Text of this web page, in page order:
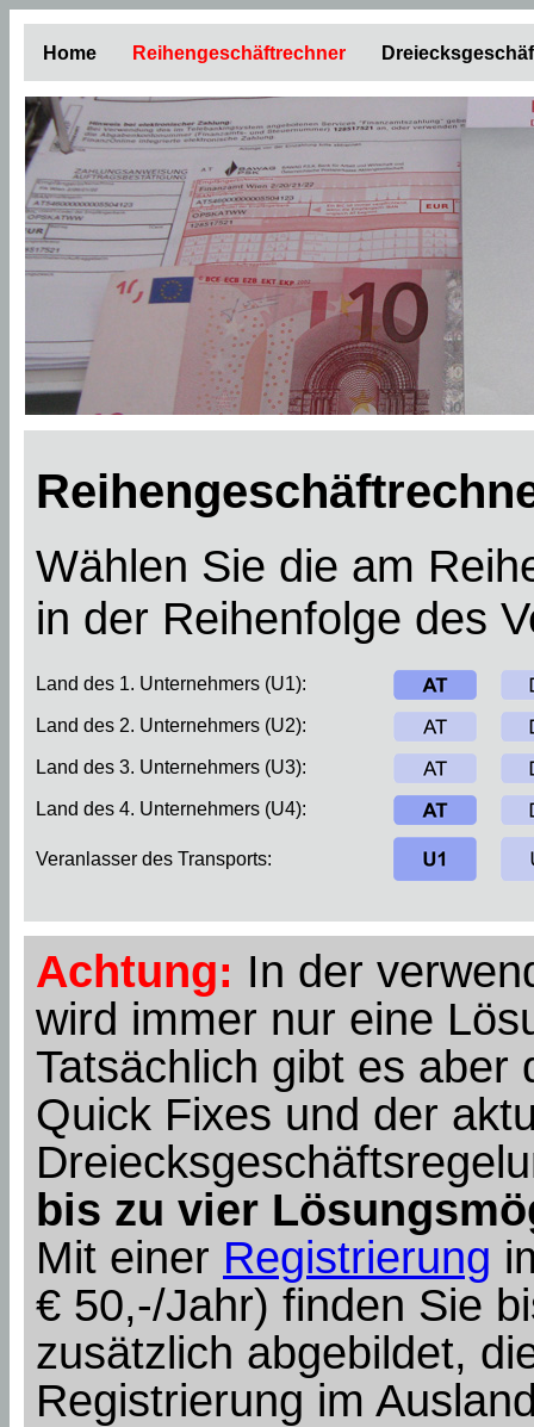
Home Reihengeschäftrechner
Wählen Sie die am
in der Reihenfolge des
Land des 1. Unternehmers (U1):
Land des 2. Unternehmers (U2):
Land des 3. Unternehmers (U3):
Land des 4. Unternehmers (U4):
Veranlasser des Transports:
Achtung: In der
wird immer nur eine
Tatsächlich gibt es aber
Quick Fixes und der
bis zu vier
Mit einer Registrierung
€ 50,-/Jahr) finden Sie
zusätzlich abgebildet,
Registrierung im